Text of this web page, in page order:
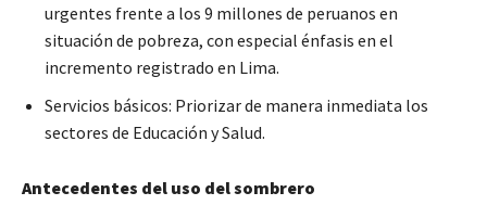
urgentes frente a los 9 millones de peruanos en
situación de pobreza, con especial énfasis en el
incremento registrado en Lima.
Servicios básicos: Priorizar de manera inmediata los
sectores de Educación y Salud.
Antecedentes del uso del sombrero